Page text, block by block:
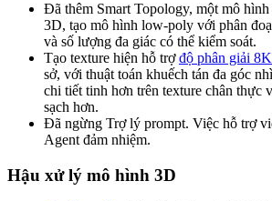
Đã thêm Smart Topology, một mô
3D, tạo mô hình low-poly với phân
và số lượng đa giác có thể kiểm soát.
Tạo texture hiện hỗ trợđộ phân giải 8K
sở, với thuật toán khuếch tán đa góc
chi tiết tinh hơn trên texture chân thực
sạch hơn.
Đã ngừng Trợ lý prompt. Việc hỗ trợ
Agent đảm nhiệm.
Hậu xử lý mô hình 3D